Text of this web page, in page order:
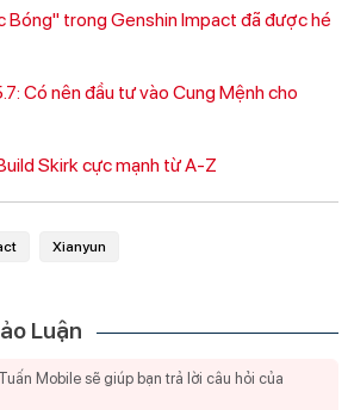
Bóng" trong Genshin Impact đã được hé
Có nên đầu tư vào Cung Mệnh cho
Skirk cực mạnh từ A-Z
Xianyun
Luận